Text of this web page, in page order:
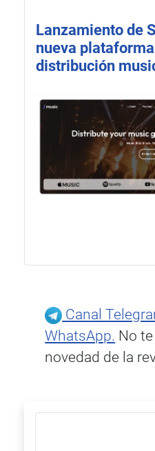
Lanzamiento de
nueva
distribución
Canal
WhatsApp. No
novedad de la